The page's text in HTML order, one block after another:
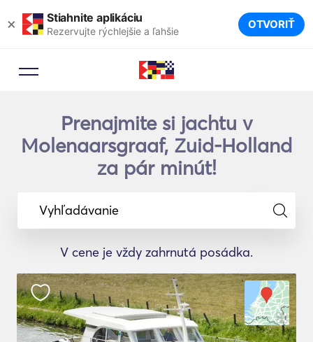
× Stiahnite aplikáciu
Rezervujte rýchlejšie a ľahšie OTVORIŤ
Prenajmite si jachtu v
Molenaarsgraaf, Zuid-Holland
za pár minút!
Vyhľadávanie
V cene je vždy zahrnutá posádka.